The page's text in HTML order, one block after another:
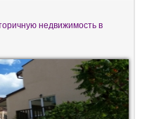
недвижимость в